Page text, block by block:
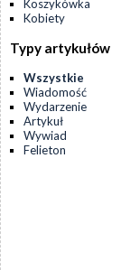
Koszykówka
Kobiety
Typy artykułów
Wszystkie
Wiadomość
Wydarzenie
Artykuł
Wywiad
Felieton